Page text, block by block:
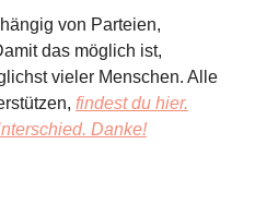
von Parteien,
das möglich ist,
vieler Menschen. Alle
findest du hier.
Danke!